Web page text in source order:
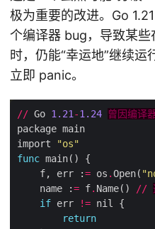
极为重要的改进。Go
个编译器 bug，导致某
时，仍能“幸运地”继续
立即 panic。
// Go 1.21 -1.24 曾因编译
import
"os"
func
    f, err :
= os .Open(
    name :
= f. Name() //
if err !=
return